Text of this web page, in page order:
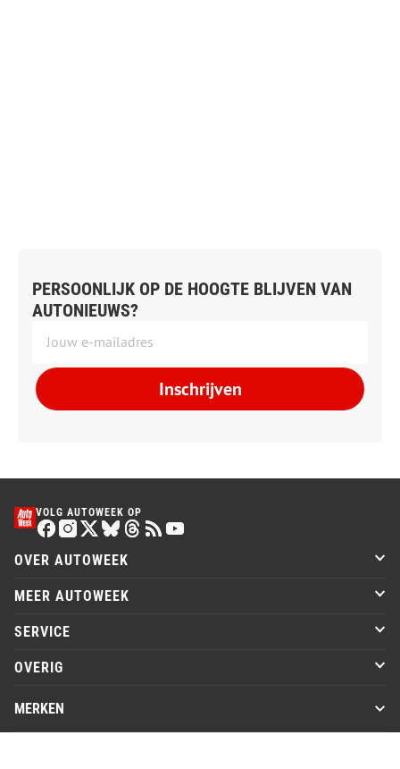
PERSOONLIJK OP DE HOOGTE BLIJVEN VAN
AUTONIEUWS?
Inschrijven
VOLG AUTOWEEK OP
OVER AUTOWEEK
MEER AUTOWEEK
SERVICE
OVERIG
MERKEN